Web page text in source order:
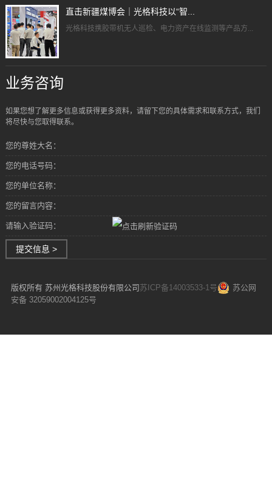
直击新疆煤博会｜光格科技以“智...
光格科技携胶带机无人巡检、电力资产在线监测等产品方...
业务咨询
如果您想了解更多信息或获得更多资料，请留下您的具体需求和联系方式，我们
将尽快与您取得联系。
您的尊姓大名：
您的电话号码：
您的单位名称：
您的留言内容：
请输入验证码：
提交信息 >
版权所有 苏州光格科技股份有限公司苏ICP备14003533-1号
苏公网
安备 32059002004125号